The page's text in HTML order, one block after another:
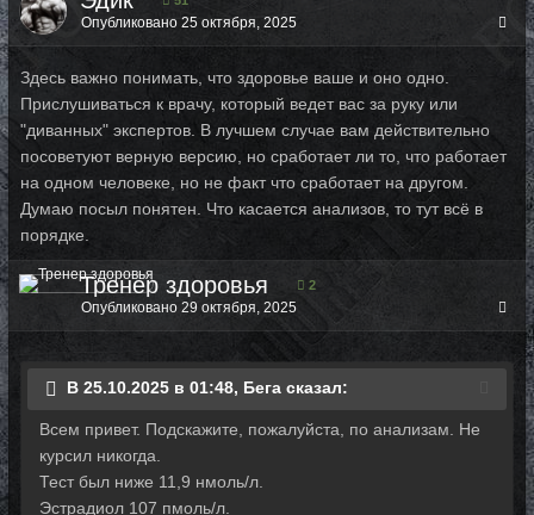
Опубликовано 25 октября, 2025
Здесь важно понимать, что здоровье ваше и оно одно.
Прислушиваться к врачу, который ведет вас за руку или
"диванных" экспертов. В лучшем случае вам действительно
посоветуют верную версию, но сработает ли то, что работает
на одном человеке, но не факт что сработает на другом.
Думаю посыл понятен. Что касается анализов, то тут всё в
порядке.
Тренер здоровья 2
Опубликовано 29 октября, 2025
В 25.10.2025 в 01:48, Бега сказал:
Всем привет. Подскажите, пожалуйста, по анализам. Не
курсил никогда.
Тест был ниже 11,9 нмоль/л.
Эстрадиол 107 пмоль/л.